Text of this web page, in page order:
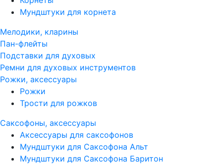
Мундштуки для корнета
Мелодики, кларины
Пан-флейты
Подставки для духовых
Ремни для духовых инструментов
Рожки, аксессуары
Рожки
Трости для рожков
Саксофоны, аксессуары
Аксессуары для саксофонов
Мундштуки для Саксофона Альт
Мундштуки для Саксофона Баритон